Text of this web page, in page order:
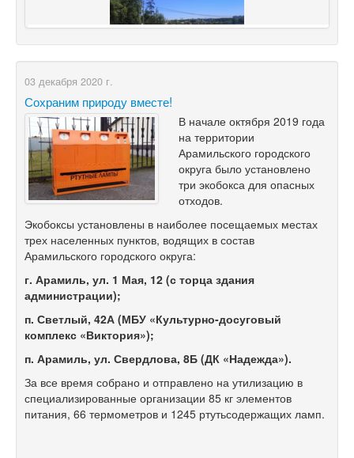
03 декабря 2020 г.
Сохраним природу вместе!
В начале октября 2019 года
на территории
Арамильского городского
округа было установлено
три экобокса для опасных
отходов.
Экобоксы установлены в наиболее посещаемых местах
трех населенных пунктов, водящих в состав
Арамильского городского округа:
г. Арамиль, ул. 1 Мая, 12 (с торца здания
администрации);
п. Светлый, 42А (МБУ «Культурно-досуговый
комплекс «Виктория»);
п. Арамиль, ул. Свердлова, 8Б (ДК «Надежда»).
За все время собрано и отправлено на утилизацию в
специализированные организации 85 кг элементов
питания, 66 термометров и 1245 ртутьсодержащих ламп.